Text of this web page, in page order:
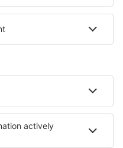
Unterkunft in Livigno